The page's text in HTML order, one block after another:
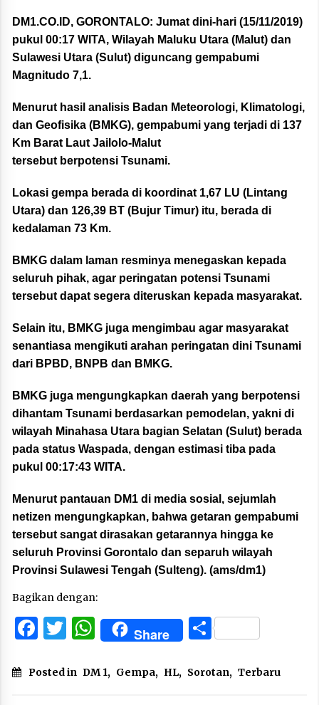
DM1.CO.ID, GORONTALO: Jumat dini-hari (15/11/2019)
pukul 00:17 WITA, Wilayah Maluku Utara (Malut) dan
Sulawesi Utara (Sulut) diguncang gempabumi
Magnitudo 7,1.
Menurut hasil analisis Badan Meteorologi, Klimatologi,
dan Geofisika (BMKG), gempabumi yang terjadi di 137
Km Barat Laut Jailolo-Malut
tersebut berpotensi Tsunami.
Lokasi gempa berada di koordinat 1,67 LU (Lintang
Utara) dan 126,39 BT (Bujur Timur) itu, berada di
kedalaman 73 Km.
BMKG dalam laman resminya menegaskan kepada
seluruh pihak, agar peringatan potensi Tsunami
tersebut dapat segera diteruskan kepada masyarakat.
Selain itu, BMKG juga mengimbau agar masyarakat
senantiasa mengikuti arahan peringatan dini Tsunami
dari BPBD, BNPB dan BMKG.
BMKG juga mengungkapkan daerah yang berpotensi
dihantam Tsunami berdasarkan pemodelan, yakni di
wilayah Minahasa Utara bagian Selatan (Sulut) berada
pada status Waspada, dengan estimasi tiba pada
pukul 00:17:43 WITA.
Menurut pantauan DM1 di media sosial, sejumlah
netizen mengungkapkan, bahwa getaran gempabumi
tersebut sangat dirasakan getarannya hingga ke
seluruh Provinsi Gorontalo dan separuh wilayah
Provinsi Sulawesi Tengah (Sulteng). (ams/dm1)
Bagikan dengan:
Facebook
Twitter
WhatsApp
Share Share
Posted in DM 1, Gempa, HL, Sorotan, Terbaru